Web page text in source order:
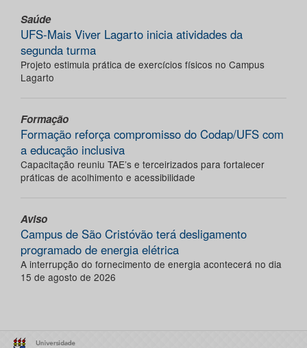
Saúde
UFS-Mais Viver Lagarto inicia atividades da
segunda turma
Projeto estimula prática de exercícios físicos no Campus
Lagarto
Formação
Formação reforça compromisso do Codap/UFS com
a educação inclusiva
Capacitação reuniu TAE’s e terceirizados para fortalecer
práticas de acolhimento e acessibilidade
Aviso
Campus de São Cristóvão terá desligamento
programado de energia elétrica
A interrupção do fornecimento de energia acontecerá no dia
15 de agosto de 2026